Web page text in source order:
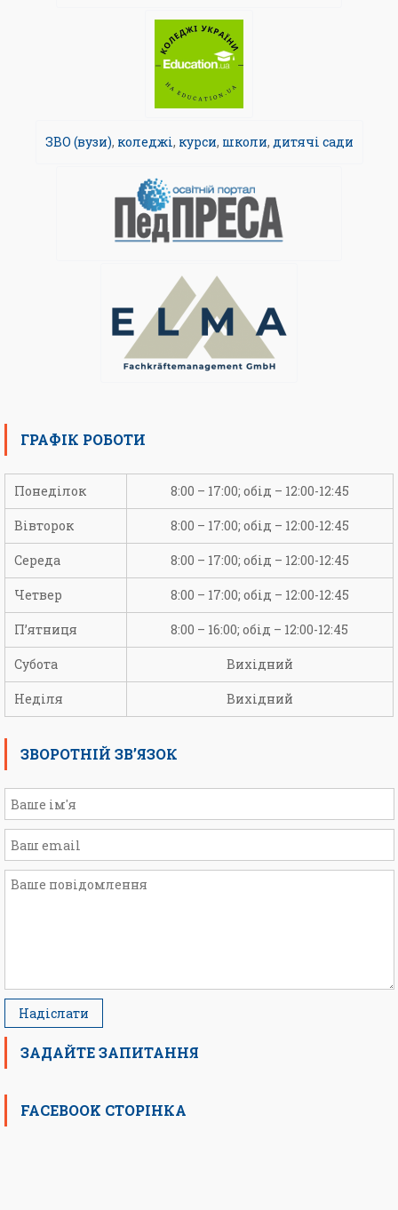
ЗВО (вузи), коледжі, курси, школи, дитячі сади
ГРАФІК РОБОТИ
Понеділок 8:00 – 17:00; обід – 12:00-12:45
Вівторок 8:00 – 17:00; обід – 12:00-12:45
Середа 8:00 – 17:00; обід – 12:00-12:45
Четвер 8:00 – 17:00; обід – 12:00-12:45
П’ятниця 8:00 – 16:00; обід – 12:00-12:45
Субота Вихідний
Неділя Вихідний
ЗВОРОТНІЙ ЗВ’ЯЗОК
ЗАДАЙТЕ ЗАПИТАННЯ
FACEBOOK СТОРІНКА